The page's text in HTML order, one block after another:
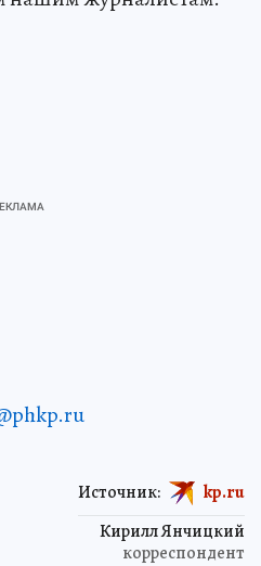
Кирилл Янчицкий
корреспондент
Источник: kp.ru